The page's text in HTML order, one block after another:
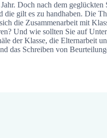
Doch nach dem geglückten
gilt es zu handhaben. Die
die Zusammenarbeit mit
Und wie sollten Sie auf
der Klasse, die Elternarbeit
das Schreiben von